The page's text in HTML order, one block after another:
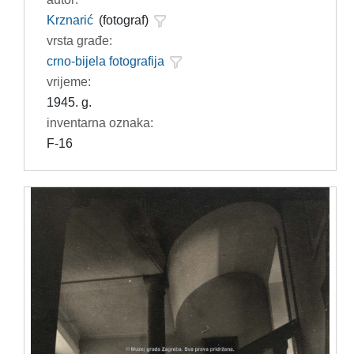
Krznarić (fotograf)
vrsta građe:
crno-bijela fotografija
vrijeme:
1945. g.
inventarna oznaka:
F-16